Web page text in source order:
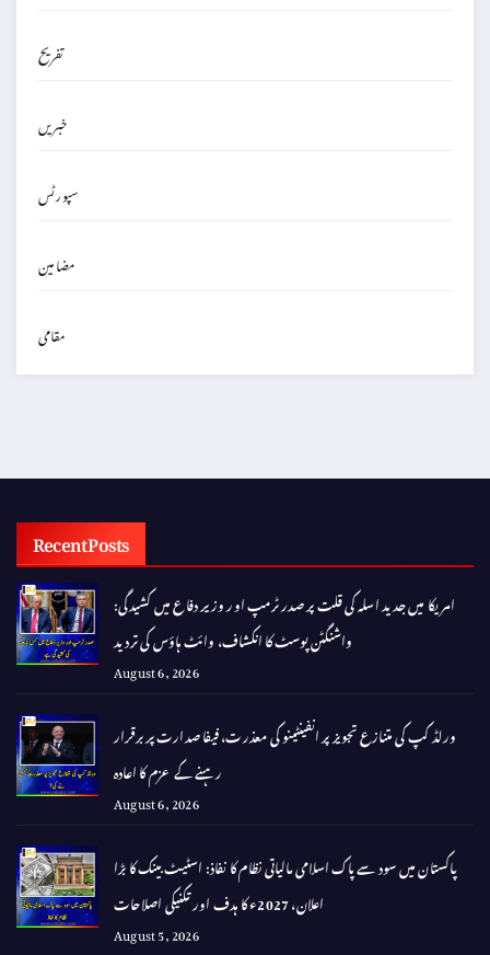
تفریح
خبریں
سپورٹس
مضامین
مقامی
Recent Posts
امریکا میں جدید اسلہ کی قلت پر صدر ٹرمپ اور وزیر دفاع میں کشیدگی:
واشنگٹن پوسٹ کا انکشاف، وائٹ ہاؤس کی تردید
August 6, 2026
ورلڈ کپ کی متنازع تجویز پر انفینٹینو کی معذرت، فیفا صدارت پر برقرار
رہنے کے عزم کا اعادہ
August 6, 2026
پاکستان میں سود سے پاک اسلامی مالیاتی نظام کا نفاذ: اسٹیٹ بینک کا بڑا
اعلان، 2027ء کا ہدف اور تکنیکی اصلاحات
August 5, 2026